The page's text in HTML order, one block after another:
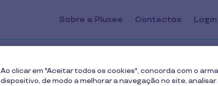
Sobre a Pluxee Contactos Login
Ao clicar em "Aceitar todos os cookies", concorda com o
dispositivo, de modo a melhorar a navegação no site,